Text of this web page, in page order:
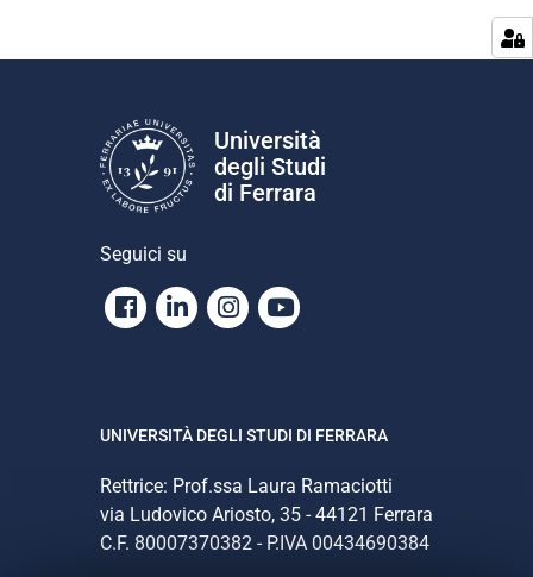
Università
degli Studi
di Ferrara
Seguici su
Facebook
LinkedinInstagram
Youtube
UNIVERSITÀ DEGLI STUDI DI FERRARA
Rettrice: Prof.ssa Laura Ramaciotti
via Ludovico Ariosto, 35 - 44121 Ferrara
C.F. 80007370382 - P.IVA 00434690384